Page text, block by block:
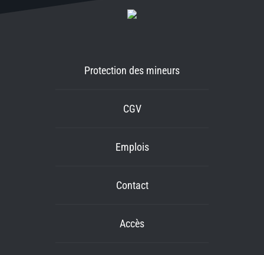
Protection des mineurs
CGV
Emplois
Contact
Accès